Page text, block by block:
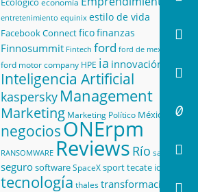
entretenimiento equinix estilo de vida
Facebook Connectficofinanzas
Finnosummit Fintech ford ford de mexico
ford motor company HPE ia innovación
Inteligencia Artificial
kaspersky Management
Marketing Marketing Político México
negociosONErpm
RANSOMWARE Reviews Río salud
segurosoftwareSpaceXsporttecate id
tecnología thalestransformación